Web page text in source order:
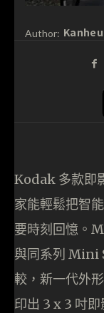
Author:
Kodak 多款即
家能輕鬆把智
要時刻回憶。
與同系列 Mini
較，新一代外
印出 3 x 3 吋即